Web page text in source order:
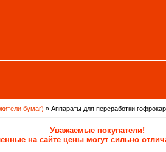
бумаг) » Аппараты для переработки
Уважаемые покупатели!
на сайте цены могут сильно